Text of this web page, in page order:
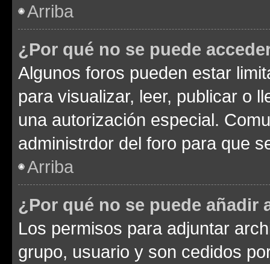
Arriba
¿Por qué no se puede
Algunos foros pueden estar
para visualizar, leer, publicar o
una autorización especial.
administrdor del foro para que
Arriba
¿Por qué no se puede añadir
Los permisos para adjuntar
grupo, usuario y son cedidos